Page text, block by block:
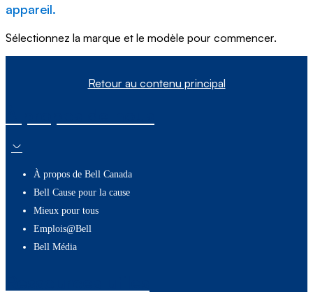
appareil.
Sélectionnez la marque et le modèle pour commencer.
Retour au contenu principal
À propos de Bell Canada
Bell Cause pour la cause
Mieux pour tous
Emplois@Bell
Bell Média